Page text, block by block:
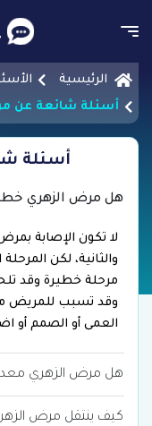
الرئيسية
أسئلة شائعة عن
أسئلة
هل مرض الزهري
لا تكون الإصابة
والثانية، لكن
مرحلة خطيرة وقد
وقد تسبب للمريض
العمى أو الصمم أو
هل مرض الزهري
كيف ينتقل مرض